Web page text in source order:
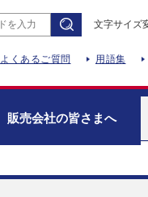
文字サイズ
よくあるご質問 用語集
販売会社の皆さまへ